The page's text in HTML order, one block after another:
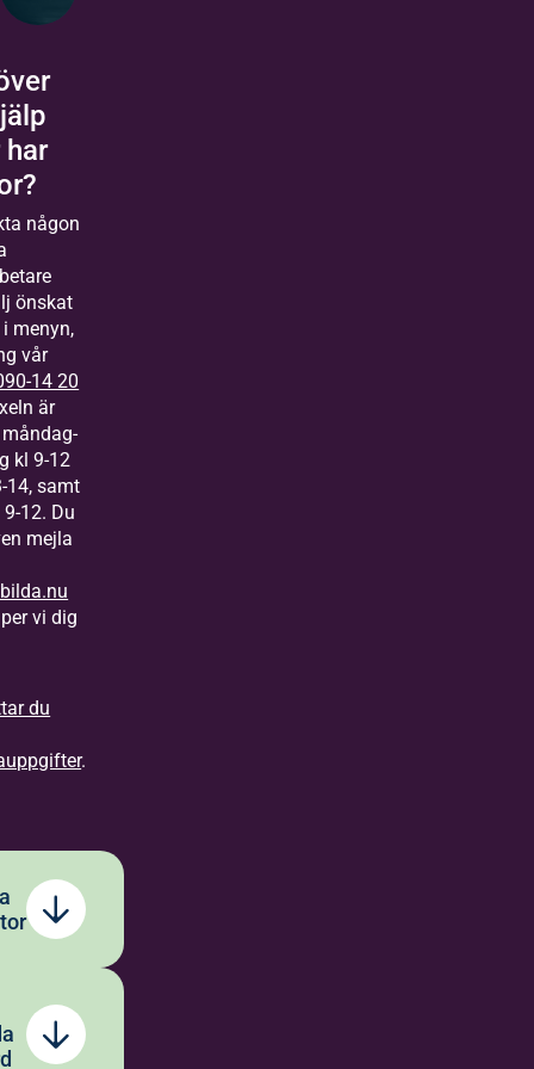
har
någon
önskat
menyn,
vår
14 20
är
kl 9-12
14, samt
12. Du
mejla
vi dig
du
.
Bilda